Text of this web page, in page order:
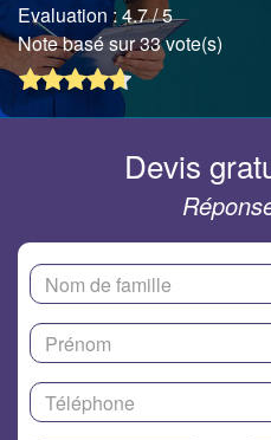
Evaluation :4.7/ 5
Note basé sur 33 vote(s)
Devis